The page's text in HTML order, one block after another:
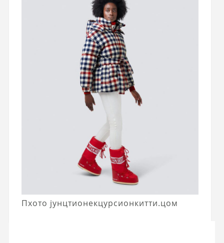
Пхото јунцтионекцурсионкитти.цом